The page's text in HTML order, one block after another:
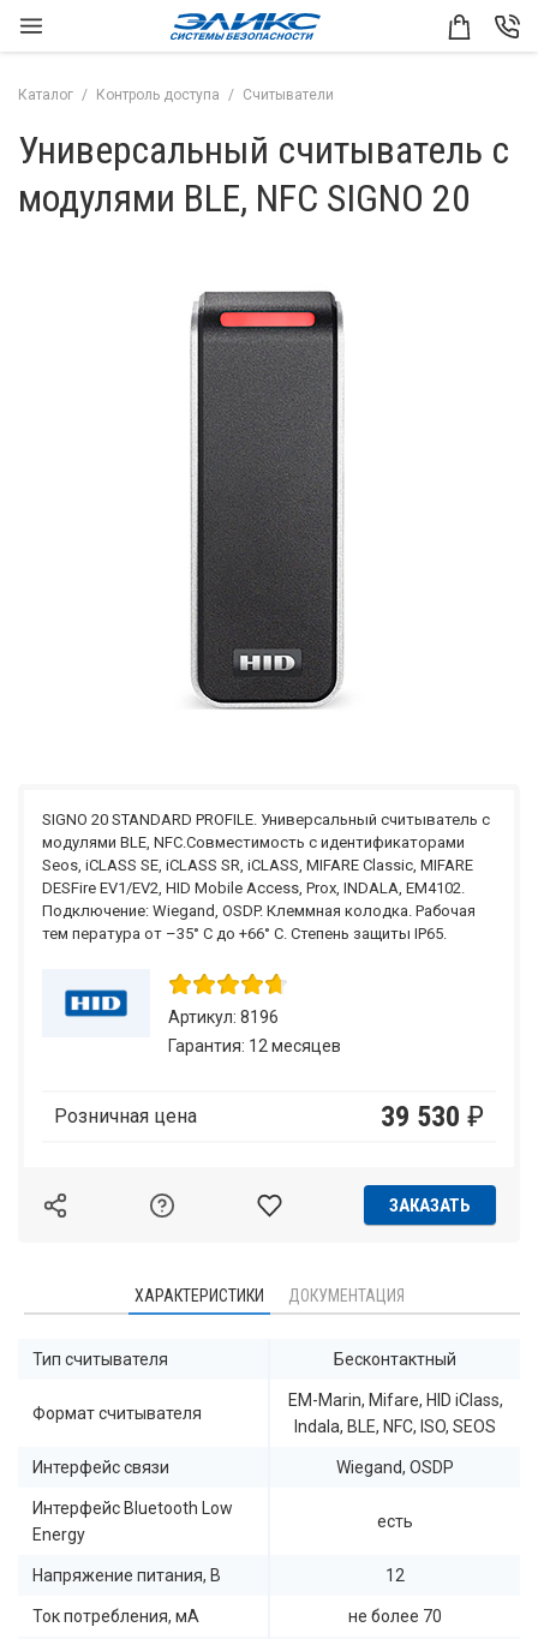
Каталог Контроль доступа Считыватели
Универсальный считыватель с
модулями BLE, NFC SIGNO 20
SIGNO 20 STANDARD PROFILE. Универсальный считыватель с
модулями BLE, NFC.Совместимость с идентификаторами
Seos, iCLASS SE, iCLASS SR, iCLASS, MIFARE Classic, MIFARE
DESFire EV1/EV2, HID Mobile Access, Prox, INDALA, EM4102.
Подключение: Wiegand, OSDP. Клеммная колодка. Рабочая
тем пература от –35° C до +66° C. Степень защиты IP65.
Артикул: 8196
Гарантия: 12 месяцев
Розничная цена 39 530 ₽
ЗАКАЗАТЬ
ХАРАКТЕРИСТИКИ ДОКУМЕНТАЦИЯ
Тип считывателя Бесконтактный
Формат считывателя
EM-Marin, Mifare, HID iClass,
Indala, BLE, NFC, ISO, SEOS
Интерфейс связи Wiegand, OSDP
Интерфейс Bluetooth Low
Energy
есть
Напряжение питания, В 12
Ток потребления, мА не более 70